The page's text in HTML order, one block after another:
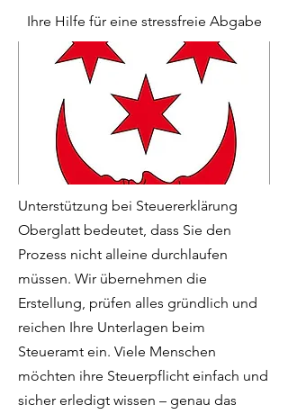
Ihre Hilfe für eine stressfreie Abgabe
Unterstützung bei Steuererklärung
Oberglatt bedeutet, dass Sie den
Prozess nicht alleine durchlaufen
müssen. Wir übernehmen die
Erstellung, prüfen alles gründlich und
reichen Ihre Unterlagen beim
Steueramt ein. Viele Menschen
möchten ihre Steuerpflicht einfach und
sicher erledigt wissen – genau das